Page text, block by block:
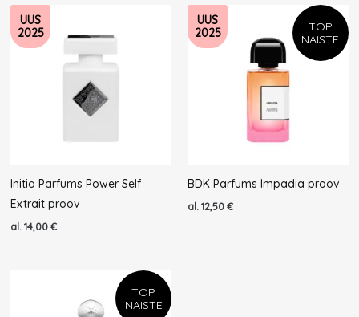
UUS
2025
Initio Parfums Power Self
Extrait proov
al.14,00€
UUS
2025
TOP
NAISTE
BDK Parfums Impadia proov
al.12,50€
TOP
NAISTE